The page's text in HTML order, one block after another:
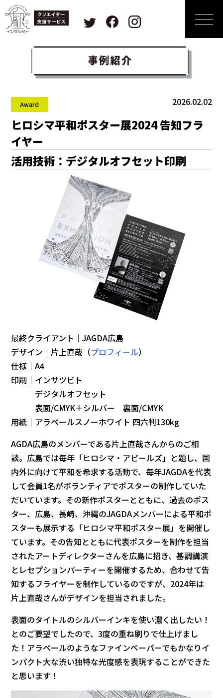
2026.02.02
Award
ヒロシマ平和ポスター展2024 告知フラ
イヤー
活用技術：デジタルオフセット印刷
最終クライアント｜JAGDA広島
デザイン｜片上直哉（プロフィール）
仕様｜A4
印刷｜インサツビト
デジタルオフセット
表面/CMYK＋シルバー 裏面/CMYK
用紙｜アラベールスノーホワイト 四六判130kg
AGDA広島のメンバーである片上直哉さんからのご相
談。広島では毎年「ヒロシマ・アピールズ」と題し、国
内外に向けて平和を希求する活動で、毎年JAGDAを代表
して会員1名がボランティアでポスターの制作していた
だいています。その新作ポスターとともに、過去のポス
ター、広島、長崎、沖縄のJAGDAメンバーによる平和ポ
スターも展示する「ヒロシマ平和ポスター展」を開催し
ています。その告知とともに代表ポスターを制作を担当
されたアートディレクターさんを広島に招き、基調講演
とレセプションパーティーを開催するため、合わせて告
知するフライヤーを制作しているのですが、2024年は
片上直哉さんがデザインを担当されました。
表面のタイトルのシルバーインキを使い濃く出したい！
とのご要望でしたので、3度の重ね刷りで仕上げまし
た！アラベールのようなファインペーパーでもかなりイ
ンパクト大な渋い独特な光度感を表現することができた
と思います！